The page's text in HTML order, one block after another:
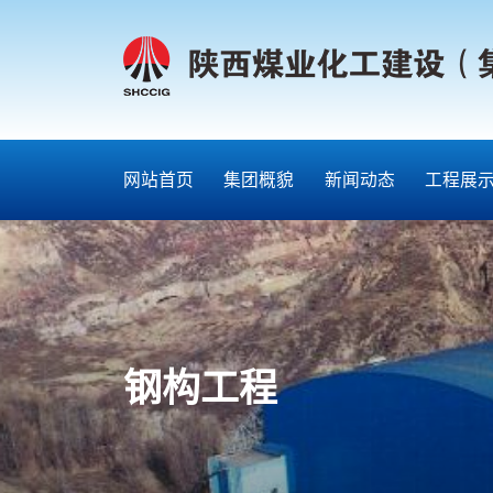
网站首页 集团概貌 新闻动态 工程展
钢构工程